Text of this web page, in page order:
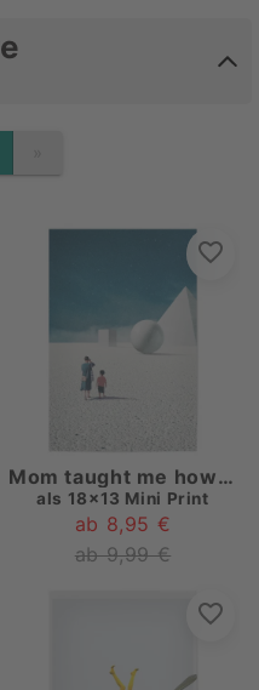
Mom taught me how to look around
als 18x13 Mini Print
ab 8,95 €
ab 9,99 €